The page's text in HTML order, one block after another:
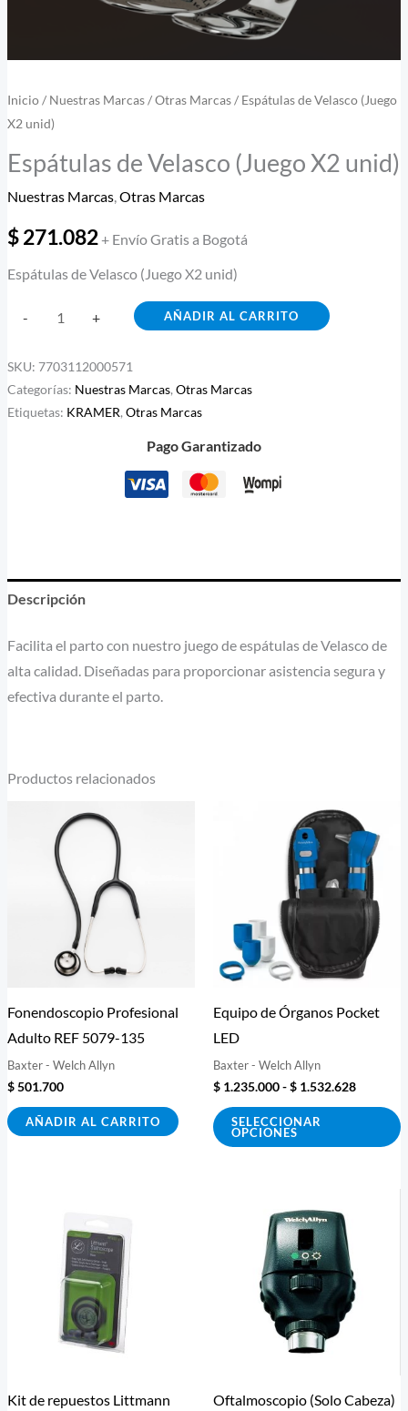
Inicio/ Nuestras Marcas/Otras Marcas/ Espátulas de Velasco (Juego
X2 unid)
Espátulas de Velasco (Juego X2 unid)
Nuestras Marcas,Otras Marcas
$271.082+ Envío Gratis a Bogotá
Espátulas de Velasco (Juego X2 unid)
- + AÑADIR AL CARRITO
SKU:7703112000571
Categorías: Nuestras Marcas,Otras Marcas
Etiquetas: KRAMER,Otras Marcas
Pago Garantizado
Descripción
Facilita el parto con nuestro juego de espátulas de Velasco de
alta calidad. Diseñadas para proporcionar asistencia segura y
efectiva durante el parto.
Productos relacionados
Fonendoscopio Profesional
Adulto REF 5079-135
Baxter - Welch Allyn
$501.700
AÑADIR AL CARRITO
Equipo de Órganos Pocket
LED
Baxter - Welch Allyn
$ 1.235.000-$ 1.532.628
de
precios:
desde
$
hasta
$
SELECCIONAR
OPCIONES
Kit de repuestos Littmann
Oftalmoscopio (Solo Cabeza)